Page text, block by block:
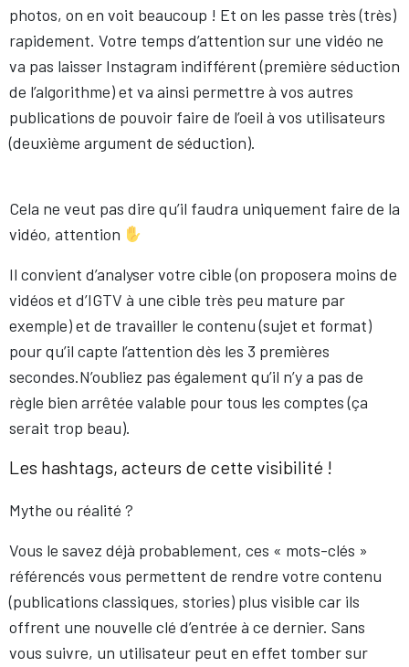
photos, on en voit beaucoup ! Et on les passe très (très)
rapidement. Votre temps d’attention sur une vidéo ne
va pas laisser Instagram indifférent (première séduction
de l’algorithme) et va ainsi permettre à vos autres
publications de pouvoir faire de l’oeil à vos utilisateurs
(deuxième argument de séduction).
Cela ne veut pas dire qu’il faudra uniquement faire de la
vidéo, attention
Il convient d’analyser votre cible (on proposera moins de
vidéos et d’IGTV à une cible très peu mature par
exemple) et de travailler le contenu (sujet et format)
pour qu’il capte l’attention dès les 3 premières
secondes.N’oubliez pas également qu’il n’y a pas de
règle bien arrêtée valable pour tous les comptes (ça
serait trop beau).
Les hashtags, acteurs de cette visibilité !
Mythe ou réalité ?
Vous le savez déjà probablement, ces « mots-clés »
référencés vous permettent de rendre votre contenu
(publications classiques, stories) plus visible car ils
offrent une nouvelle clé d’entrée à ce dernier. Sans
vous suivre, un utilisateur peut en effet tomber sur